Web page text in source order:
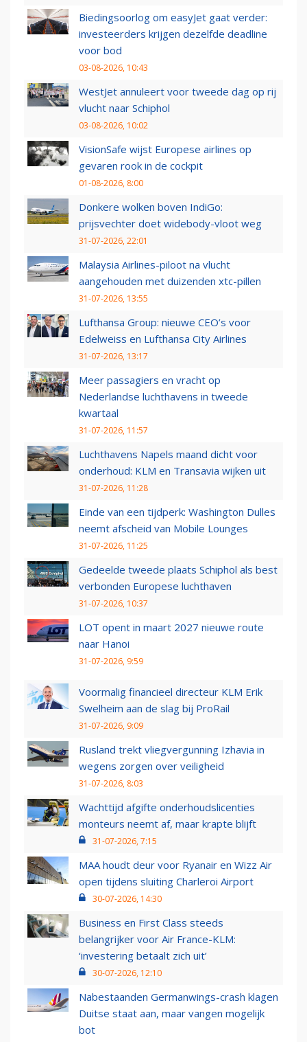
Biedingsoorlog om easyJet gaat verder:
investeerders krijgen dezelfde deadline
voor bod
03-08-2026, 10:43
WestJet annuleert voor tweede dag op rij
vlucht naar Schiphol
03-08-2026, 10:02
VisionSafe wijst Europese airlines op
gevaren rook in de cockpit
01-08-2026, 8:00
Donkere wolken boven IndiGo:
prijsvechter doet widebody-vloot weg
31-07-2026, 22:01
Malaysia Airlines-piloot na vlucht
aangehouden met duizenden xtc-pillen
31-07-2026, 13:55
Lufthansa Group: nieuwe CEO’s voor
Edelweiss en Lufthansa City Airlines
31-07-2026, 13:17
Meer passagiers en vracht op
Nederlandse luchthavens in tweede
kwartaal
31-07-2026, 11:57
Luchthavens Napels maand dicht voor
onderhoud: KLM en Transavia wijken uit
31-07-2026, 11:28
Einde van een tijdperk: Washington Dulles
neemt afscheid van Mobile Lounges
31-07-2026, 11:25
Gedeelde tweede plaats Schiphol als best
verbonden Europese luchthaven
31-07-2026, 10:37
LOT opent in maart 2027 nieuwe route
naar Hanoi
31-07-2026, 9:59
Voormalig financieel directeur KLM Erik
Swelheim aan de slag bij ProRail
31-07-2026, 9:09
Rusland trekt vliegvergunning Izhavia in
wegens zorgen over veiligheid
31-07-2026, 8:03
Wachttijd afgifte onderhoudslicenties
monteurs neemt af, maar krapte blijft
31-07-2026, 7:15
MAA houdt deur voor Ryanair en Wizz Air
open tijdens sluiting Charleroi Airport
30-07-2026, 14:30
Business en First Class steeds
belangrijker voor Air France-KLM:
‘investering betaalt zich uit’
30-07-2026, 12:10
Nabestaanden Germanwings-crash klagen
Duitse staat aan, maar vangen mogelijk
bot